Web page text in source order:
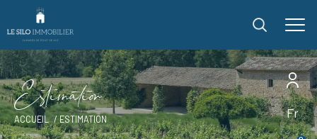
Fr
Esimaio
ACCUEIL ESTIMATION